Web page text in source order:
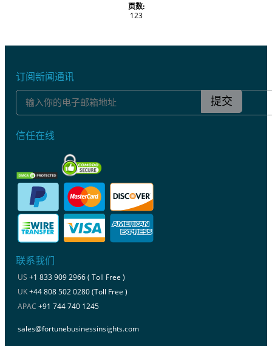
页数:
123
订阅新闻通讯
提交
信任在线
联系我们
US +1 833 909 2966 ( Toll Free )
UK+44 808 502 0280 (Toll Free )
APAC +91 744 740 1245
sales@fortunebusinessinsights.com